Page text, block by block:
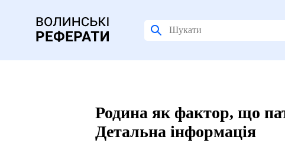
Родина як фактор, що
Детальна інформація